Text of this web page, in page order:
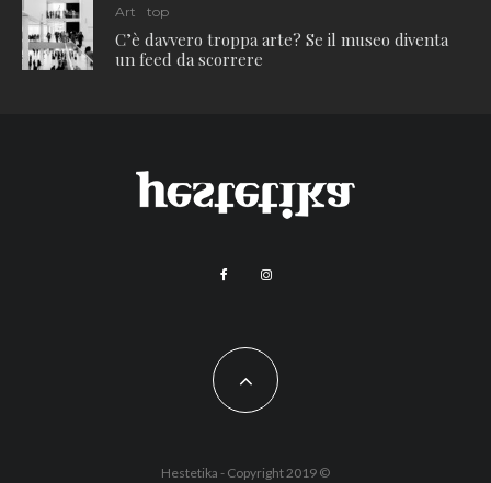
Art top
C’è davvero troppa arte? Se il museo diventa
un feed da scorrere
Hestetika - Copyright 2019 ©